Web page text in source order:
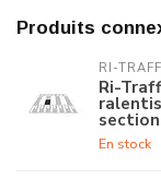
Produits
RI-
Ri-
En stock